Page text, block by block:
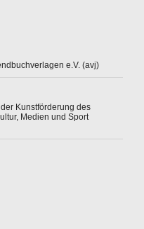
e.V. (avj)
Kunstförderung des
Medien und Sport